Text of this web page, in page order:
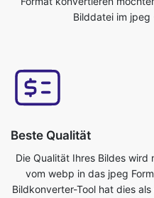
Beste Qualität
Die Qualität Ihres Bildes
stellen sicher, dass unsere
Qualität sind. Online
Konvertieren von Bilddateien
kostenlosen